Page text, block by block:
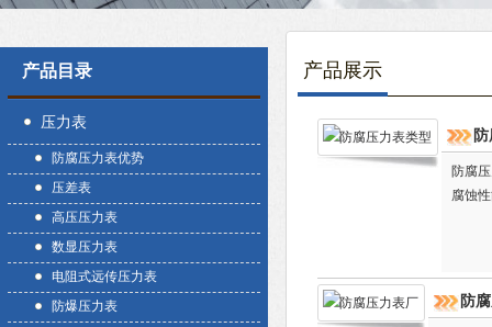
产品目录
压力表
防腐压力表优势
压差表
高压压力表
数显压力表
电阻式远传压力表
防爆压力表
产品展示
防腐
腐蚀
防